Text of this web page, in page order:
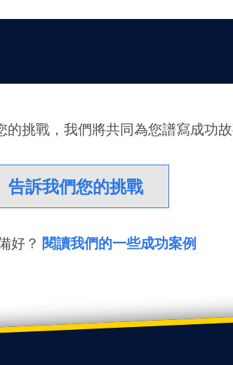
的挑戰，我們將共同為您譜寫成功
告訴我們您的挑戰
好？ 閱讀我們的一些成功案例